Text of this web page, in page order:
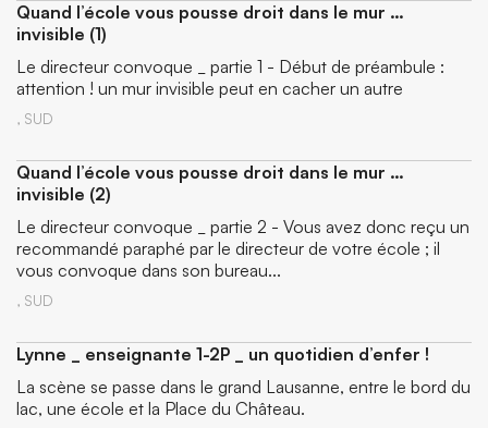
Quand l’école vous pousse droit dans le mur …
invisible (1)
Le directeur convoque _ partie 1 - Début de préambule :
attention ! un mur invisible peut en cacher un autre
, SUD
Quand l’école vous pousse droit dans le mur …
invisible (2)
Le directeur convoque _ partie 2 - Vous avez donc reçu un
recommandé paraphé par le directeur de votre école ; il
vous convoque dans son bureau...
, SUD
Lynne _ enseignante 1-2P _ un quotidien d’enfer !
La scène se passe dans le grand Lausanne, entre le bord du
lac, une école et la Place du Château.